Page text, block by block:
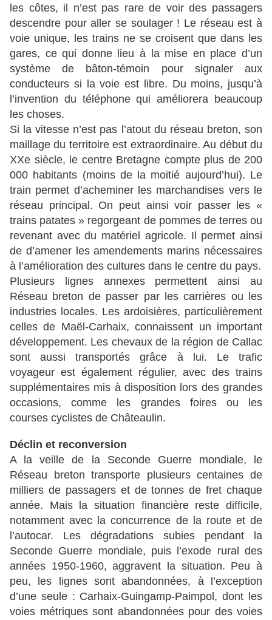
les côtes, il n’est pas rare de voir des passagers
descendre pour aller se soulager ! Le réseau est à
voie unique, les trains ne se croisent que dans les
gares, ce qui donne lieu à la mise en place d’un
système de bâton-témoin pour signaler aux
conducteurs si la voie est libre. Du moins, jusqu’à
l’invention du téléphone qui améliorera beaucoup
les choses.
Si la vitesse n’est pas l’atout du réseau breton, son
maillage du territoire est extraordinaire. Au début du
XXe siècle, le centre Bretagne compte plus de 200
000 habitants (moins de la moitié aujourd’hui). Le
train permet d’acheminer les marchandises vers le
réseau principal. On peut ainsi voir passer les «
trains patates » regorgeant de pommes de terres ou
revenant avec du matériel agricole. Il permet ainsi
de d’amener les amendements marins nécessaires
à l’amélioration des cultures dans le centre du pays.
Plusieurs lignes annexes permettent ainsi au
Réseau breton de passer par les carrières ou les
industries locales. Les ardoisières, particulièrement
celles de Maël-Carhaix, connaissent un important
développement. Les chevaux de la région de Callac
sont aussi transportés grâce à lui. Le trafic
voyageur est également régulier, avec des trains
supplémentaires mis à disposition lors des grandes
occasions, comme les grandes foires ou les
courses cyclistes de Châteaulin.
Déclin et reconversion
A la veille de la Seconde Guerre mondiale, le
Réseau breton transporte plusieurs centaines de
milliers de passagers et de tonnes de fret chaque
année. Mais la situation financière reste difficile,
notamment avec la concurrence de la route et de
l’autocar. Les dégradations subies pendant la
Seconde Guerre mondiale, puis l’exode rural des
années 1950-1960, aggravent la situation. Peu à
peu, les lignes sont abandonnées, à l’exception
d’une seule : Carhaix-Guingamp-Paimpol, dont les
voies métriques sont abandonnées pour des voies